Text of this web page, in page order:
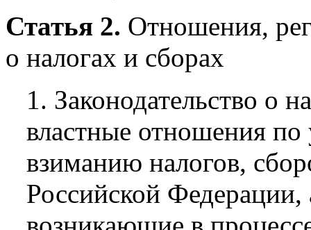
Статья 2. Отношения,
о налогах и сборах
1. Законодательство о
властные отношения
взиманию налогов,
Российской